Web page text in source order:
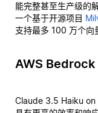
能完整甚至生产级的
一个基于开源项目
支持最多 100 万个向
AWS
Claude 3.5 Haiku on